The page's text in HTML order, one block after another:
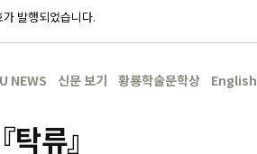
발행되었습니다.
NEWS 신문 보기 황룡학술문학상 English
류』